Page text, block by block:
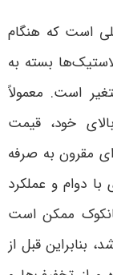
است که هنگام
بسته به
است. معمولاً
خود، قیمت
مقرون به صرفه
دوام و عملکرد
ممکن است
بنابراین قبل از